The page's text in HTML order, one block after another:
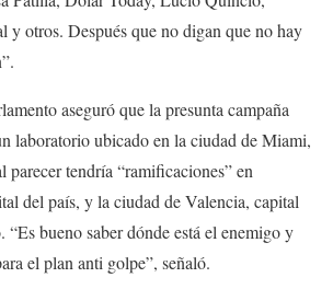
y otros. Después que no digan que no hay
aseguró que la presunta campaña
laboratorio ubicado en la ciudad de Miami,
tendría “ramificaciones” en
del país, y la ciudad de Valencia, capital
“Es bueno saber dónde está el enemigo y
el plan anti golpe”, señaló.